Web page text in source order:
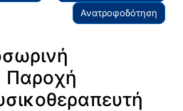
Ανατροφοδότηση
Παροχή